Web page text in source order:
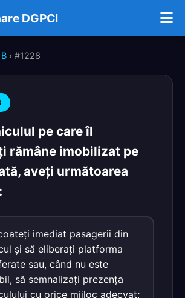
DGPCI
› #1228
pe care îl
rămâne imobilizat pe
aveți următoarea
imediat pasagerii din
și să eliberați platforma
sau, când nu este
să semnalizați prezența
cu orice mijloc adecvat;